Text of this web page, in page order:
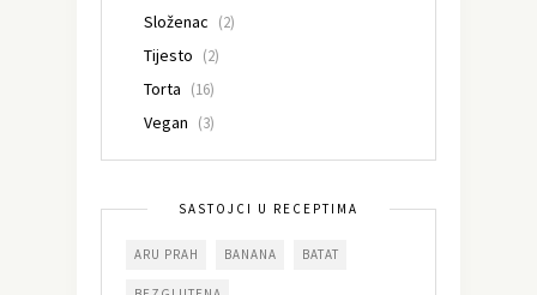
Složenac (2)
Tijesto (2)
Torta (16)
Vegan (3)
SASTOJCI U RECEPTIMA
ARU PRAH BANANA BATAT